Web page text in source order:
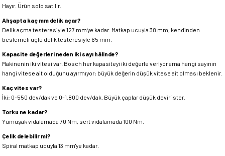
Hayır. Ürün solo satılır.
Ahşapta kaç mm delik açar?
Delik açma testeresiyle 127 mm'ye kadar. Matkap ucuyla 38 mm, kendinden
beslemeli uçlu delik testeresiyle 65 mm.
Kapasite değerleri neden iki sayı hâlinde?
Makinenin iki vitesi var. Bosch her kapasiteyi iki değerle veriyor ama hangi sayının
hangi vitese ait olduğunu ayırmıyor; büyük değerin düşük vitese ait olması beklenir.
Kaç vites var?
İki: 0-550 dev/dak ve 0-1.800 dev/dak. Büyük çaplar düşük devir ister.
Torku ne kadar?
Yumuşak vidalamada 70 Nm, sert vidalamada 100 Nm.
Çelik delebilir mi?
Spiral matkap ucuyla 13 mm'ye kadar.